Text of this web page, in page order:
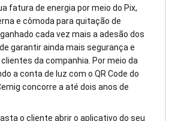
fatura de energia por meio do Pix,
e cômoda para quitação de
cada vez mais a adesão dos
garantir ainda mais segurança e
da companhia. Por meio da
a conta de luz com o QR Code do
concorre a até dois anos de
o cliente abrir o aplicativo do seu